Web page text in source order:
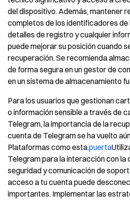
del dispositivo. Además, mantener
completos de los identificadores de
detalles de registro y cualquier
puede mejorar su posición cuando
recuperación. Se recomienda
de forma segura en un gestor de
en un sistema de almacenamiento
Para los usuarios que gestionan
o información sensible a través de
Telegram, la importancia de la
cuenta de Telegram se ha vuelto
Plataformas como esta.puerta
Telegram para la interacción con la
seguridad y comunicación de
acceso a tu cuenta puede
importantes. Implementar las